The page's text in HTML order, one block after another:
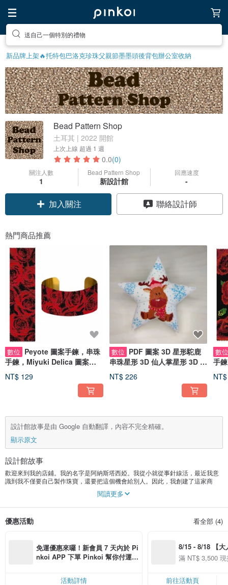
送自己一個特別的禮物
新品牌上架🔥托特包巴洛克珍珠父親節墨墨頭後背包辦公室收納
Bead Pattern Shop
土耳其 | 2022 開館
上次上線 超過 1 週
0.0(0)
關注人數
1
Bead Pattern Shop
新設計館
回應速度
-
加入關注 聯絡設計師
熱門商品推薦
數位 Peyote 圖案手鍊，串珠
手鍊，Miyuki Delica 圖案，
Peyote 針跡
NT$ 129
數位 PDF 圖案 3D 星形駝鹿
串珠星形 3D 仙人掌星形 3D 星
形圖案
NT$ 226
數
手
設計館故事是由 Google 自動翻譯，內容不完全精確。
顯示原文
設計館故事
歡迎來到我的店鋪。我的名字是阿納斯塔西婭。我從小就從事針線活，最近我意
識到我不僅要自己製作珠寶，還要把這個機會給別人。因此，我創建了這家商
店，您可以在其中找到製作手鐲、耳環等的圖案。
感謝您訪問我的商店。我希望你會喜歡它。
閱讀更多
優惠活動 看全部 (4)
免運優惠來囉！新會員 7 天內於 Pi
nkoi APP 下單 Pinkoi 幫你付運
活動詳情
8/15 - 8/18 【大
季】滿
50
滿 NT$ 3,500
前往活動頁